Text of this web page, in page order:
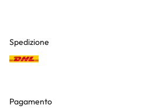
Spedizione
Pagamento